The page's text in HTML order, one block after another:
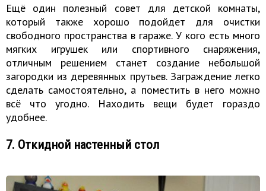
Ещё один полезный совет для детской комнаты,
который также хорошо подойдет для очистки
свободного пространства в гараже. У кого есть много
мягких игрушек или спортивного снаряжения,
отличным решением станет создание небольшой
загородки из деревянных прутьев. Заграждение легко
сделать самостоятельно, а поместить в него можно
всё что угодно. Находить вещи будет гораздо
удобнее.
7. Откидной настенный стол